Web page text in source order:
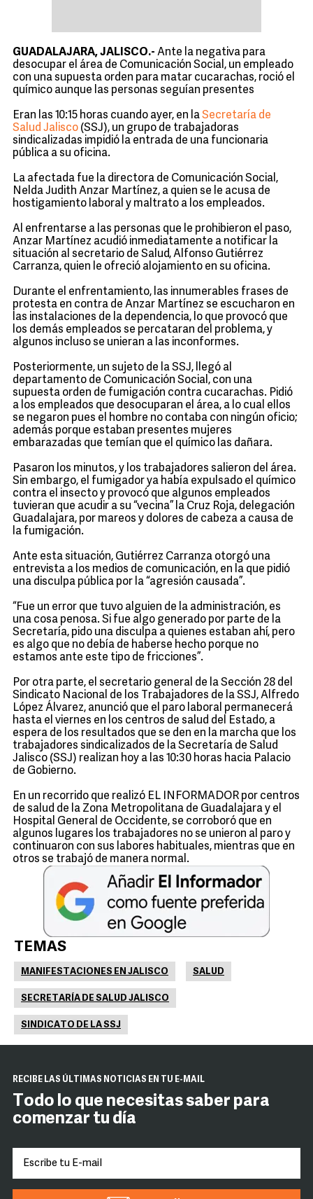
GUADALAJARA, JALISCO.- Ante la negativa para
desocupar el área de Comunicación Social, un empleado
con una supuesta orden para matar cucarachas, roció el
químico aunque las personas seguían presentes
Eran las 10:15 horas cuando ayer, en laSecretaría de
Salud Jalisco (SSJ), un grupo de trabajadoras
sindicalizadas impidió la entrada de una funcionaria
pública a su oficina.
La afectada fue la directora de Comunicación Social,
Nelda Judith Anzar Martínez, a quien se le acusa de
hostigamiento laboral y maltrato a los empleados.
Al enfrentarse a las personas que le prohibieron el paso,
Anzar Martínez acudió inmediatamente a notificar la
situación al secretario de Salud, Alfonso Gutiérrez
Carranza, quien le ofreció alojamiento en su oficina.
Durante el enfrentamiento, las innumerables frases de
protesta en contra de Anzar Martínez se escucharon en
las instalaciones de la dependencia, lo que provocó que
los demás empleados se percataran del problema, y
algunos incluso se unieran a las inconformes.
Posteriormente, un sujeto de la SSJ, llegó al
departamento de Comunicación Social, con una
supuesta orden de fumigación contra cucarachas. Pidió
a los empleados que desocuparan el área, a lo cual ellos
se negaron pues el hombre no contaba con ningún oficio;
además porque estaban presentes mujeres
embarazadas que temían que el químico las dañara.
Pasaron los minutos, y los trabajadores salieron del área.
Sin embargo, el fumigador ya había expulsado el químico
contra el insecto y provocó que algunos empleados
tuvieran que acudir a su “vecina” la Cruz Roja, delegación
Guadalajara, por mareos y dolores de cabeza a causa de
la fumigación.
Ante esta situación, Gutiérrez Carranza otorgó una
entrevista a los medios de comunicación, en la que pidió
una disculpa pública por la “agresión causada”.
“Fue un error que tuvo alguien de la administración, es
una cosa penosa. Si fue algo generado por parte de la
Secretaría, pido una disculpa a quienes estaban ahí, pero
es algo que no debía de haberse hecho porque no
estamos ante este tipo de fricciones”.
Por otra parte, el secretario general de la Sección 28 del
Sindicato Nacional de los Trabajadores de la SSJ, Alfredo
López Álvarez, anunció que el paro laboral permanecerá
hasta el viernes en los centros de salud del Estado, a
espera de los resultados que se den en la marcha que los
trabajadores sindicalizados de la Secretaría de Salud
Jalisco (SSJ) realizan hoy a las 10:30 horas hacia Palacio
de Gobierno.
En un recorrido que realizó EL INFORMADOR por centros
de salud de la Zona Metropolitana de Guadalajara y el
Hospital General de Occidente, se corroboró que en
algunos lugares los trabajadores no se unieron al paro y
continuaron con sus labores habituales, mientras que en
otros se trabajó de manera normal.
TEMAS
MANIFESTACIONES EN JALISCO SALUD
SECRETARÍA DE SALUD JALISCO
SINDICATO DE LA SSJ
RECIBE LAS ÚLTIMAS NOTICIAS EN TU E-MAIL
Todo lo que necesitas saber para
comenzar tu día